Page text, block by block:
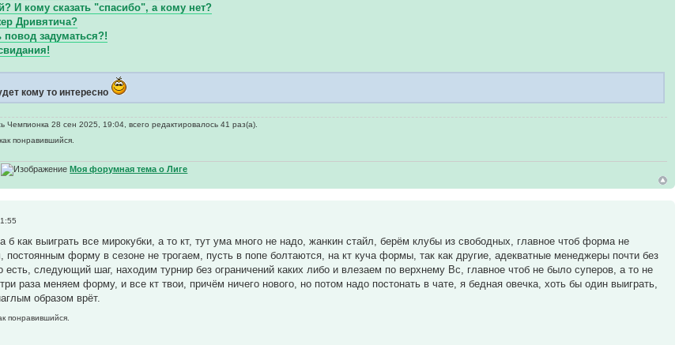
И кому сказать "спасибо", а кому нет?
Дривятича?
повод задуматься?!
кому то интересно
Чемпионка 28 сен 2025, 19:04, всего редактировалось 41 раз(а).
понравившийся.
Моя форумная тема о Лиге
б как выиграть все мирокубки, а то кт, тут ума много не надо, жанкин стайл, берём клубы из свободных, главное чтоб форма не
постоянным форму в сезоне не трогаем, пусть в попе болтаются, на кт куча формы, так как другие, адекватные менеджеры почти без
следующий шаг, находим турнир без ограничений каких либо и влезаем по верхнему Вс, главное чтоб не было суперов, а то не
раза меняем форму, и все кт твои, причём ничего нового, но потом надо постонать в чате, я бедная овечка, хоть бы один выиграть,
образом врёт.
понравившийся.